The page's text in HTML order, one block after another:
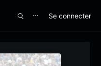
⋯ Se connecter